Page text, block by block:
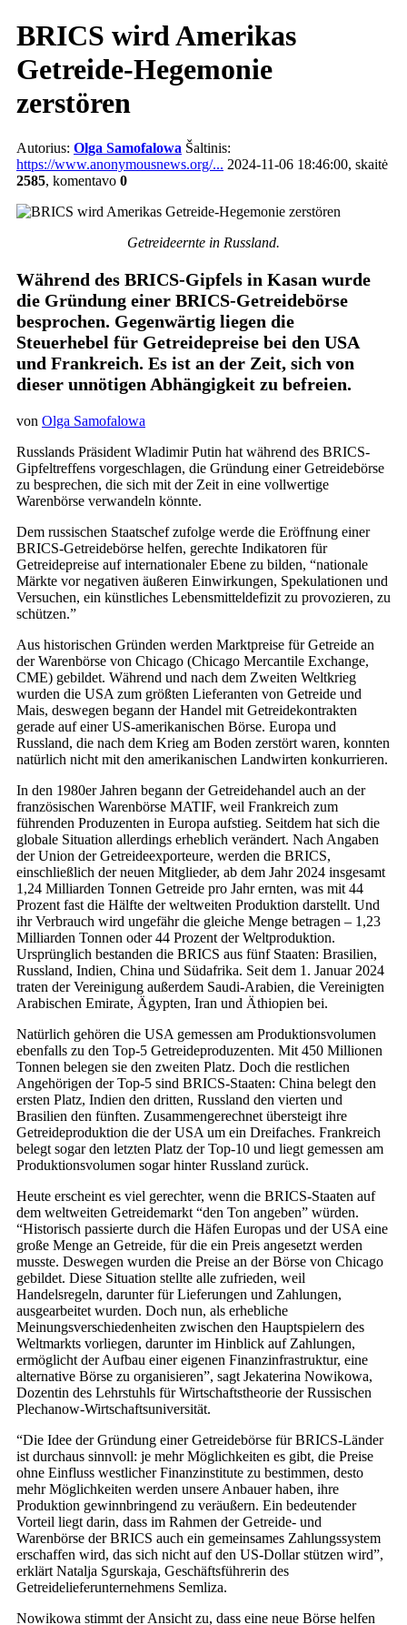
BRICS wird Amerikas
Getreide-Hegemonie
zerstören
Autorius: Olga Samofalowa Šaltinis:
https://www.anonymousnews.org/... 2024-11-06 18:46:00, skaitė
2585, komentavo 0
Getreideernte in Russland.
Während des BRICS-Gipfels in Kasan wurde
die Gründung einer BRICS-Getreidebörse
besprochen. Gegenwärtig liegen die
Steuerhebel für Getreidepreise bei den USA
und Frankreich. Es ist an der Zeit, sich von
dieser unnötigen Abhängigkeit zu befreien.
von Olga Samofalowa
Russlands Präsident Wladimir Putin hat während des BRICS-
Gipfeltreffens vorgeschlagen, die Gründung einer Getreidebörse
zu besprechen, die sich mit der Zeit in eine vollwertige
Warenbörse verwandeln könnte.
Dem russischen Staatschef zufolge werde die Eröffnung einer
BRICS-Getreidebörse helfen, gerechte Indikatoren für
Getreidepreise auf internationaler Ebene zu bilden, “nationale
Märkte vor negativen äußeren Einwirkungen, Spekulationen und
Versuchen, ein künstliches Lebensmitteldefizit zu provozieren, zu
schützen.”
Aus historischen Gründen werden Marktpreise für Getreide an
der Warenbörse von Chicago (Chicago Mercantile Exchange,
CME) gebildet. Während und nach dem Zweiten Weltkrieg
wurden die USA zum größten Lieferanten von Getreide und
Mais, deswegen begann der Handel mit Getreidekontrakten
gerade auf einer US-amerikanischen Börse. Europa und
Russland, die nach dem Krieg am Boden zerstört waren, konnten
natürlich nicht mit den amerikanischen Landwirten konkurrieren.
In den 1980er Jahren begann der Getreidehandel auch an der
französischen Warenbörse MATIF, weil Frankreich zum
führenden Produzenten in Europa aufstieg. Seitdem hat sich die
globale Situation allerdings erheblich verändert. Nach Angaben
der Union der Getreideexporteure, werden die BRICS,
einschließlich der neuen Mitglieder, ab dem Jahr 2024 insgesamt
1,24 Milliarden Tonnen Getreide pro Jahr ernten, was mit 44
Prozent fast die Hälfte der weltweiten Produktion darstellt. Und
ihr Verbrauch wird ungefähr die gleiche Menge betragen – 1,23
Milliarden Tonnen oder 44 Prozent der Weltproduktion.
Ursprünglich bestanden die BRICS aus fünf Staaten: Brasilien,
Russland, Indien, China und Südafrika. Seit dem 1. Januar 2024
traten der Vereinigung außerdem Saudi-Arabien, die Vereinigten
Arabischen Emirate, Ägypten, Iran und Äthiopien bei.
Natürlich gehören die USA gemessen am Produktionsvolumen
ebenfalls zu den Top-5 Getreideproduzenten. Mit 450 Millionen
Tonnen belegen sie den zweiten Platz. Doch die restlichen
Angehörigen der Top-5 sind BRICS-Staaten: China belegt den
ersten Platz, Indien den dritten, Russland den vierten und
Brasilien den fünften. Zusammengerechnet übersteigt ihre
Getreideproduktion die der USA um ein Dreifaches. Frankreich
belegt sogar den letzten Platz der Top-10 und liegt gemessen am
Produktionsvolumen sogar hinter Russland zurück.
Heute erscheint es viel gerechter, wenn die BRICS-Staaten auf
dem weltweiten Getreidemarkt “den Ton angeben” würden.
“Historisch passierte durch die Häfen Europas und der USA eine
große Menge an Getreide, für die ein Preis angesetzt werden
musste. Deswegen wurden die Preise an der Börse von Chicago
gebildet. Diese Situation stellte alle zufrieden, weil
Handelsregeln, darunter für Lieferungen und Zahlungen,
ausgearbeitet wurden. Doch nun, als erhebliche
Meinungsverschiedenheiten zwischen den Hauptspielern des
Weltmarkts vorliegen, darunter im Hinblick auf Zahlungen,
ermöglicht der Aufbau einer eigenen Finanzinfrastruktur, eine
alternative Börse zu organisieren”, sagt Jekaterina Nowikowa,
Dozentin des Lehrstuhls für Wirtschaftstheorie der Russischen
Plechanow-Wirtschaftsuniversität.
“Die Idee der Gründung einer Getreidebörse für BRICS-Länder
ist durchaus sinnvoll: je mehr Möglichkeiten es gibt, die Preise
ohne Einfluss westlicher Finanzinstitute zu bestimmen, desto
mehr Möglichkeiten werden unsere Anbauer haben, ihre
Produktion gewinnbringend zu veräußern. Ein bedeutender
Vorteil liegt darin, dass im Rahmen der Getreide- und
Warenbörse der BRICS auch ein gemeinsames Zahlungssystem
erschaffen wird, das sich nicht auf den US-Dollar stützen wird”,
erklärt Natalja Sgurskaja, Geschäftsführerin des
Getreidelieferunternehmens Semliza.
Nowikowa stimmt der Ansicht zu, dass eine neue Börse helfen